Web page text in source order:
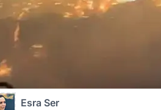
Esra Ser